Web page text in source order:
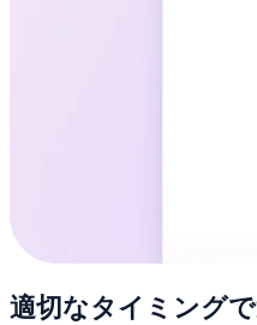
適切なタイミング